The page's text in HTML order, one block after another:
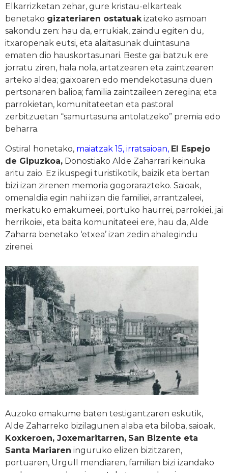
Elkarrizketan zehar, gure kristau-elkarteak
benetako gizateriaren ostatuak izateko asmoan
sakondu zen: hau da, errukiak, zaindu egiten du,
itxaropenak eutsi, eta alaitasunak duintasuna
ematen dio hauskortasunari. Beste gai batzuk ere
jorratu ziren, hala nola, artatzearen eta zaintzearen
arteko aldea; gaixoaren edo mendekotasuna duen
pertsonaren balioa; familia zaintzaileen zeregina; eta
parrokietan, komunitateetan eta pastoral
zerbitzuetan “samurtasuna antolatzeko” premia edo
beharra.
Ostiral honetako, maiatzak 15, irratsaioan, El Espejo
de Gipuzkoa, Donostiako Alde Zaharrari keinuka
aritu zaio. Ez ikuspegi turistikotik, baizik eta bertan
bizi izan zirenen memoria gogorarazteko. Saioak,
omenaldia egin nahi izan die familiei, arrantzaleei,
merkatuko emakumeei, portuko haurrei, parrokiei, jai
herrikoiei, eta baita komunitateei ere, hau da, Alde
Zaharra benetako ‘etxea’ izan zedin ahalegindu
zirenei.
Auzoko emakume baten testigantzaren eskutik,
Alde Zaharreko bizilagunen alaba eta biloba, saioak,
Koxkeroen, Joxemaritarren, San Bizente eta
Santa Mariaren inguruko elizen bizitzaren,
portuaren, Urgull mendiaren, familian bizi izandako